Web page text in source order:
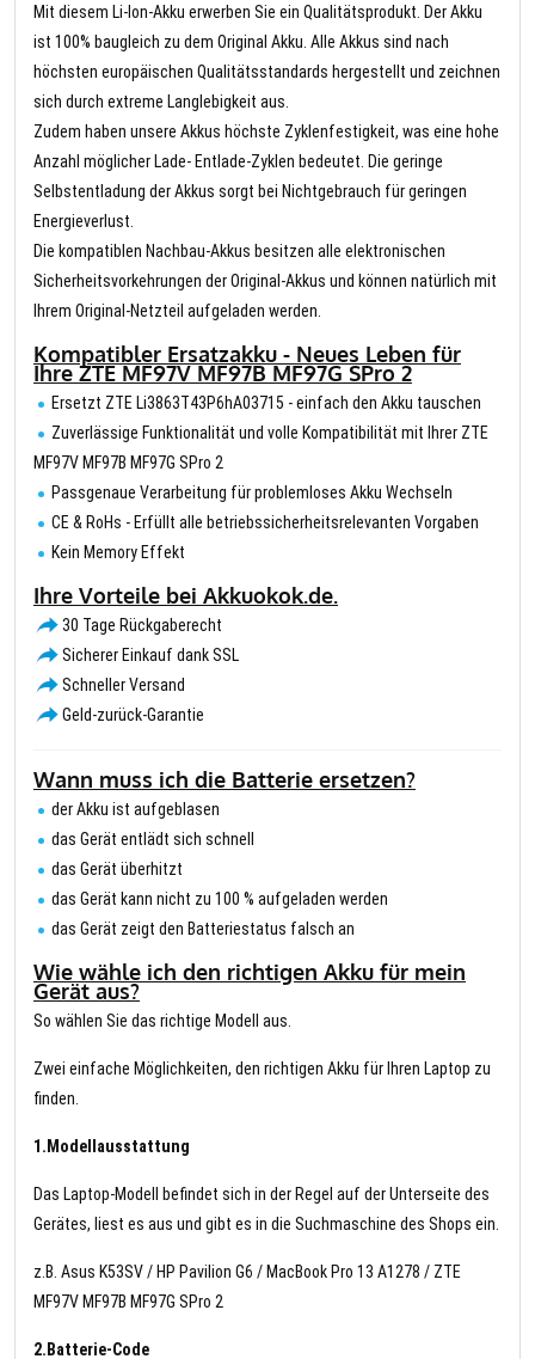
Mit diesem Li-Ion-Akku erwerben Sie ein Qualitätsprodukt. Der Akku
ist 100% baugleich zu dem Original Akku. Alle Akkus sind nach
höchsten europäischen Qualitätsstandards hergestellt und zeichnen
sich durch extreme Langlebigkeit aus.
Zudem haben unsere Akkus höchste Zyklenfestigkeit, was eine hohe
Anzahl möglicher Lade- Entlade-Zyklen bedeutet. Die geringe
Selbstentladung der Akkus sorgt bei Nichtgebrauch für geringen
Energieverlust.
Die kompatiblen Nachbau-Akkus besitzen alle elektronischen
Sicherheitsvorkehrungen der Original-Akkus und können natürlich mit
Ihrem Original-Netzteil aufgeladen werden.
Kompatibler Ersatzakku - Neues Leben für
Ihre ZTE MF97V MF97B MF97G SPro 2
Ersetzt ZTE Li3863T43P6hA03715 - einfach den Akku tauschen
Zuverlässige Funktionalität und volle Kompatibilität mit Ihrer ZTE
MF97V MF97B MF97G SPro 2
Passgenaue Verarbeitung für problemloses Akku Wechseln
CE & RoHs - Erfüllt alle betriebssicherheitsrelevanten Vorgaben
Kein Memory Effekt
Ihre Vorteile bei Akkuokok.de.
30 Tage Rückgaberecht
Sicherer Einkauf dank SSL
Schneller Versand
Geld-zurück-Garantie
Wann muss ich die Batterie ersetzen?
der Akku ist aufgeblasen
das Gerät entlädt sich schnell
das Gerät überhitzt
das Gerät kann nicht zu 100 % aufgeladen werden
das Gerät zeigt den Batteriestatus falsch an
Wie wähle ich den richtigen Akku für mein
Gerät aus?
So wählen Sie das richtige Modell aus.
Zwei einfache Möglichkeiten, den richtigen Akku für Ihren Laptop zu
finden.
1.Modellausstattung
Das Laptop-Modell befindet sich in der Regel auf der Unterseite des
Gerätes, liest es aus und gibt es in die Suchmaschine des Shops ein.
z.B. Asus K53SV / HP Pavilion G6 / MacBook Pro 13 A1278 / ZTE
MF97V MF97B MF97G SPro 2
2.Batterie-Code